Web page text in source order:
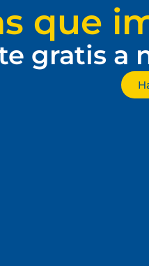
que
gratis a